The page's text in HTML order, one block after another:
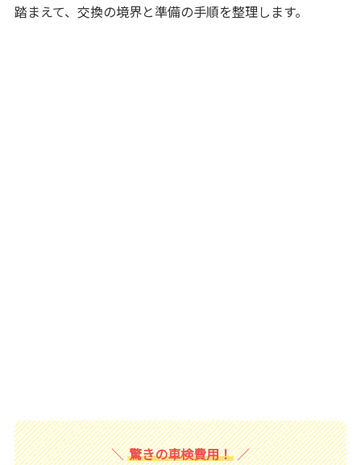
踏まえて、交換の境界と準備の手順を整理します。
驚きの車検費用！